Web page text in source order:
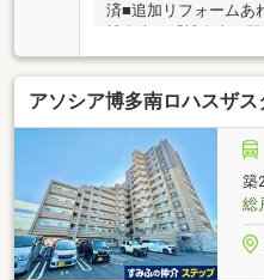
済■追加リフォームあ
車で【２０分】博多
【ハローデイ 那珂川
校】 【那珂川南中学
繕費【９４８０円】●
【０．９７５％】返
４，８１８円】返済
１，０７５円】●住宅
の流れを全て分かりや
アソシア博多南ロハスザス
築
総